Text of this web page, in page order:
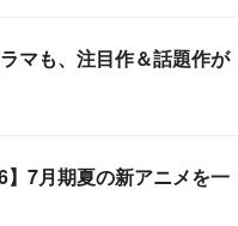
マも、注目作＆話題作が
】7月期夏の新アニメを一